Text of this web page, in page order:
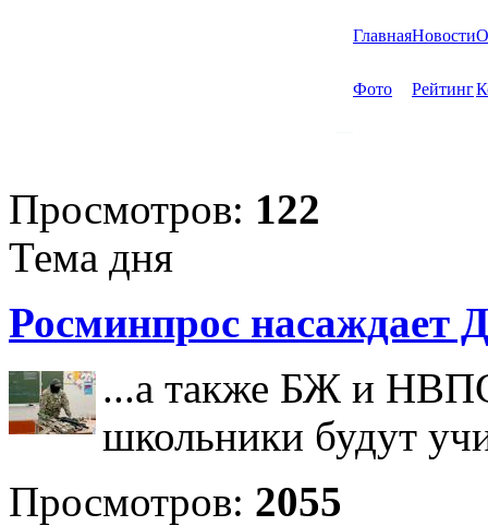
ГлавнаяНовости
Фото Рейтинг
Просмотров: 122
Тема дня
Росминпрос насаждает
...а также БЖ и НВПС
школьники будут
Просмотров: 2055